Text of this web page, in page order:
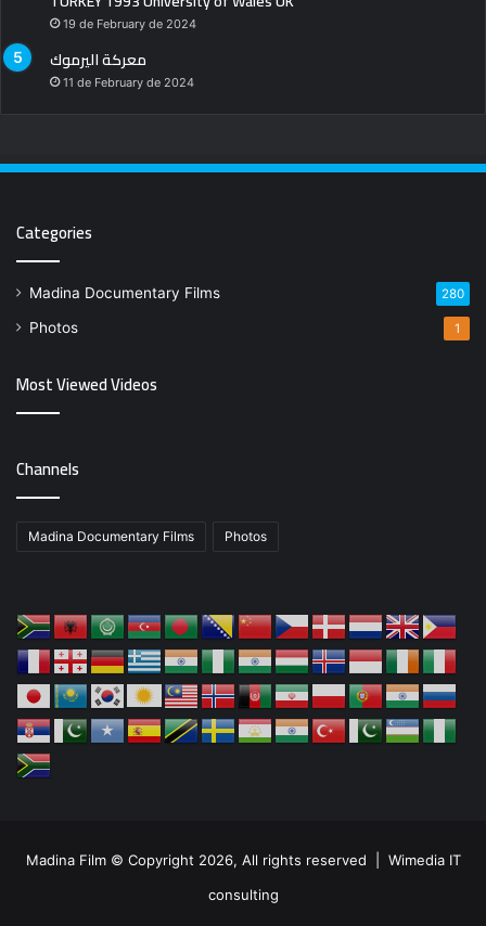
19 de February de 2024
معركة اليرموك
11 de February de 2024
Categories
Madina Documentary Films 280
Photos 1
Most Viewed Videos
Channels
Madina Documentary Films Photos
Madina Film © Copyright 2026, All rights reserved | Wimedia IT
consulting